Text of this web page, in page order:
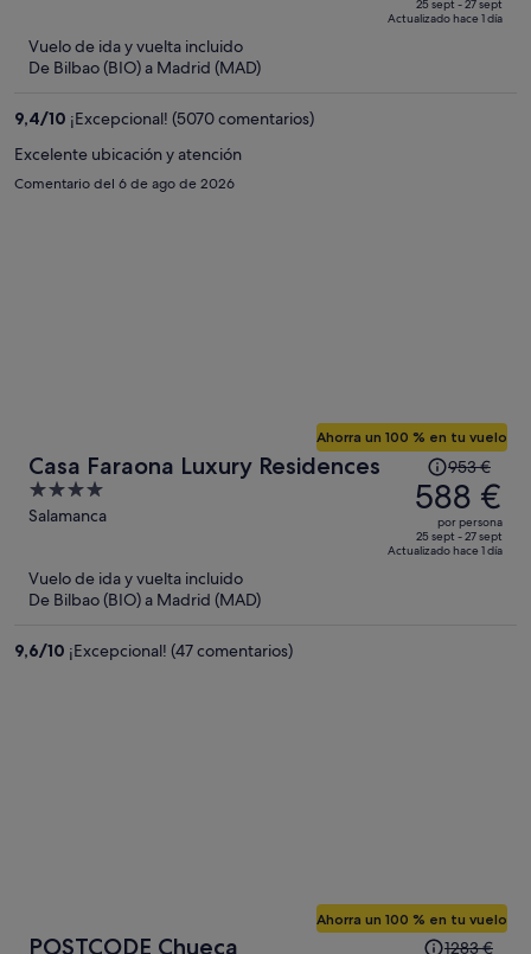
de
835 €,
25 sept - 27 sept
Actualizado hace 1 día
Vuelo de ida y vuelta incluido
De Bilbao (BIO) a Madrid (MAD)
9,4/10 ¡Excepcional! (5070 comentarios)
Excelente ubicación y atención
Comentario del 6 de ago de 2026
Casa Faraona Luxury Residences
4
out
Salamanca
Ahorra un 100 % en tu vuelo
El
precio
era
de
953 €,
953 €
588 €
por persona
25 sept - 27 sept
Actualizado hace 1 día
Vuelo de ida y vuelta incluido
De Bilbao (BIO) a Madrid (MAD)
9,6/10 ¡Excepcional! (47 comentarios)
POSTCODE Chueca
Ahorra un 100 % en tu vuelo
El
1283 €